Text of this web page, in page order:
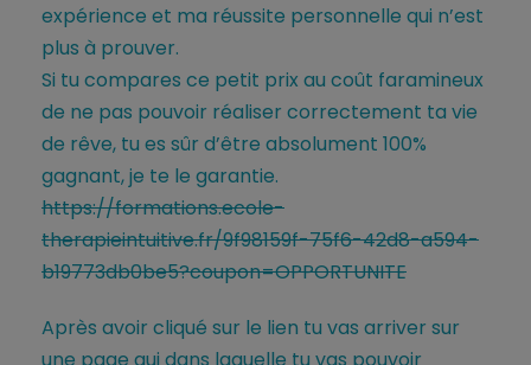
expérience et ma réussite personnelle qui n’est
plus à prouver.
Si tu compares ce petit prix au coût faramineux
de ne pas pouvoir réaliser correctement ta vie
de rêve, tu es sûr d’être absolument 100%
gagnant, je te le garantie.
https://formations.ecole-
therapieintuitive.fr/9f98159f-75f6-42d8-a594-
b19773db0be5?coupon=OPPORTUNITE
Après avoir cliqué sur le lien tu vas arriver sur
une page qui dans laquelle tu vas pouvoir